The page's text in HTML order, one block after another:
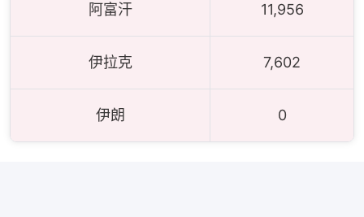
阿富汗 11,956
伊拉克 7,602
伊朗 0